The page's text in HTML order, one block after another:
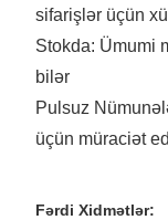
sifarişlər üçün
Stokda: Ümumi
bilər
Pulsuz
üçün müraciət
Fərdi Xidmətlər: